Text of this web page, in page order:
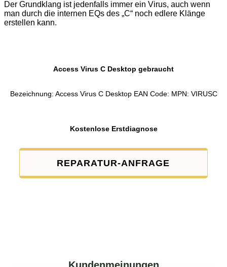
Der Grundklang ist jedenfalls immer ein Virus, auch wenn
man durch die internen EQs des „C“ noch edlere Klänge
erstellen kann.
Access Virus C Desktop gebraucht
Bezeichnung: Access Virus C Desktop EAN Code: MPN: VIRUSC
Kostenlose Erstdiagnose
REPARATUR-ANFRAGE